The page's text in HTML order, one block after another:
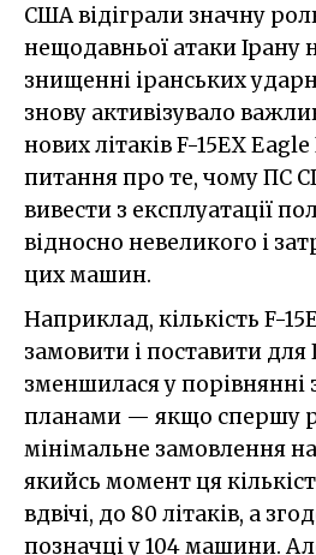
США відіграли значну
нещодавньої атаки Ірану
знищенні іранських
знову активізувало
нових літаків F-15EX
питання про те, чому ПС
вивести з експлуатації
відносно невеликого і
цих машин.
Наприклад, кількість F-
замовити і поставити
зменшилася у порівнянні
планами — якщо спершу
мінімальне замовлення
якийсь момент ця
вдвічі, до 80 літаків, а
позначці у 104 машини.